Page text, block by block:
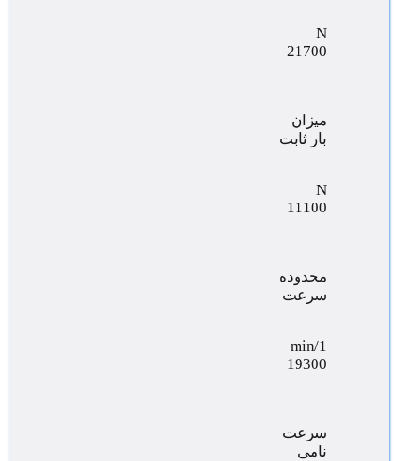
N
21700
میزان
بار ثابت
N
11100
محدوده
سرعت
min/1
19300
سرعت
نامی